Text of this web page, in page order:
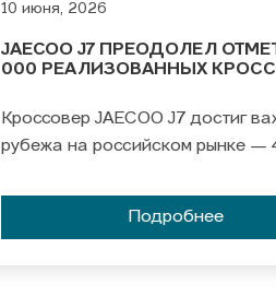
10 июня, 2026
JAECOO J7 ПРЕОДОЛЕЛ
000 РЕАЛИЗОВАННЫХ
Кроссовер JAECOO J7 достиг
рубежа на российском рынке —
представленная в 2023 году,
стала заметным игроком в
Подробнее